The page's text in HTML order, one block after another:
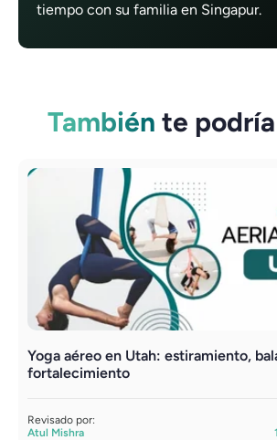
tiempo con su familia en Singapur.
También te
Yoga aéreo en Utah: estiramiento,
fortalecimiento
Revisado por:
Atul Mishra